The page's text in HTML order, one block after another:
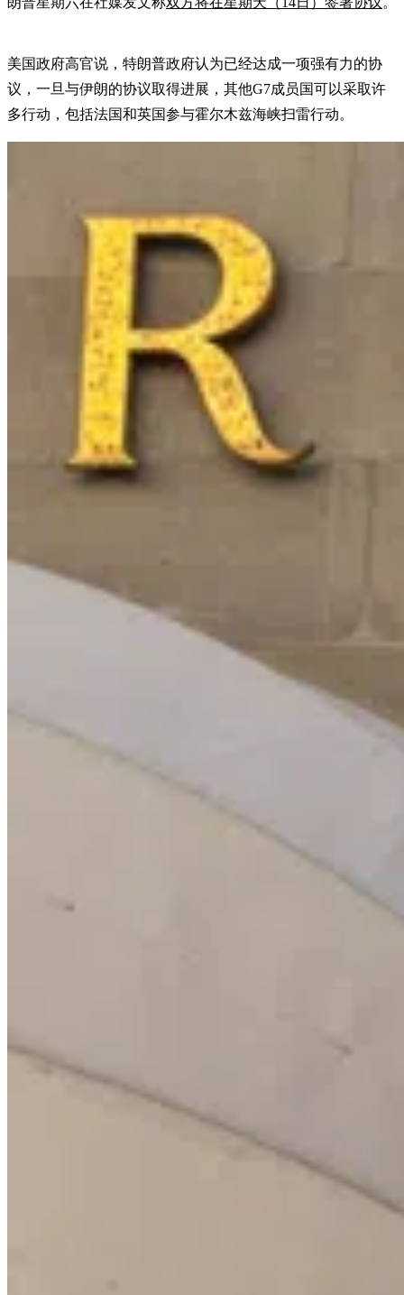
美国政府高官说，特朗普政府认为已经达成一项强有力的协
议，一旦与伊朗的协议取得进展，其他G7成员国可以采取许
多行动，包括法国和英国参与霍尔木兹海峡扫雷行动。